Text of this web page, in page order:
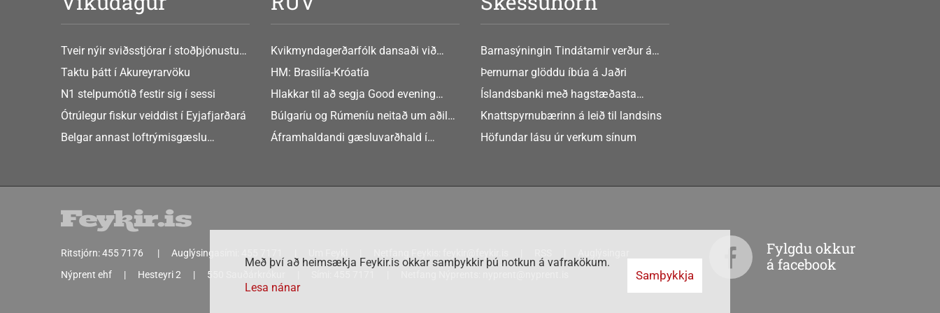
Tveir nýir sviðsstjórar í stoðþjónustu
og stjórnsýslu háskólans
Taktu þátt í Akureyrarvöku
N1 stelpumótið festir sig í sessi
Ótrúlegur fiskur veiddist í Eyjafjarðará
Belgar annast loftrýmisgæslu
Kvikmyndagerðarfólk dansaði við
GusGus
HM: Brasilía-Króatía
Hlakkar til að segja Good evening
Europe
Búlgaríu og Rúmeníu neitað um aðild
að Schengen
Áframhaldandi gæsluvarðhald í
Barnasýningin Tindátarnir verður á
Bókasafni Akraness í dag ? tónlist
eftir Soffíu Björg
Þernurnar glöddu íbúa á Jaðri
Íslandsbanki með hagstæðasta
tilboðið
Knattspyrnubærinn á leið til landsins
Höfundar lásu úr verkum sínum
Ritstjórn:455 7176 Auglýsingasími:
Nýprent ehf
Hesteyri 2 550 Sauðárkrókur
Fylgdu okkur
á facebook
Með því að heimsækja Feykir.is okkar samþykkir þú notkun á vafrakökum.
Lesa nánar
Samþykkja